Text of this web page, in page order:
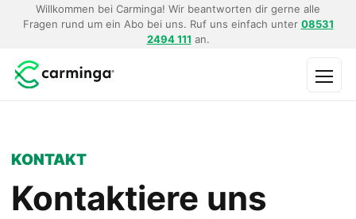
Willkommen bei Carminga! Wir beantworten dir gerne alle
Fragen rund um ein Abo bei uns. Ruf uns einfach unter 08531
2494 111 an.
KONTAKT
Kontaktiere uns